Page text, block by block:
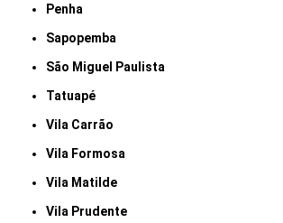
Penha
Sapopemba
São Miguel Paulista
Tatuapé
Vila Carrão
Vila Formosa
Vila Matilde
Vila Prudente